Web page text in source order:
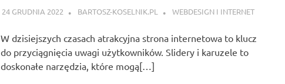
24 GRUDNIA 2022 BARTOSZ-KOSELNIK.PL WEBDESIGN I INTERNET
W dzisiejszych czasach atrakcyjna strona internetowa to klucz
do przyciągnięcia uwagi użytkowników. Slidery i karuzele to
doskonałe narzędzia, które mogą[…]